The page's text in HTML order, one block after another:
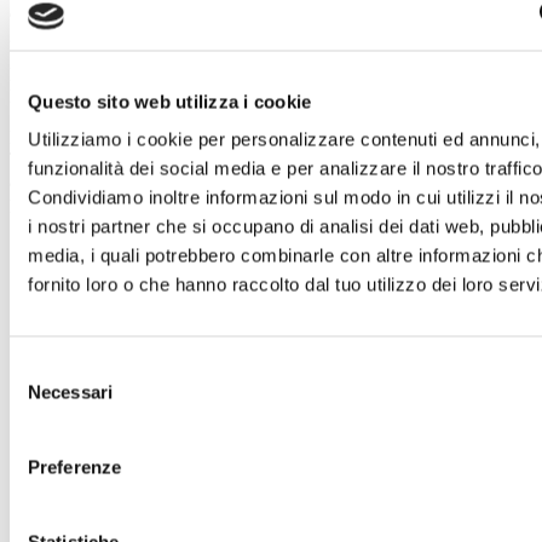
Questo sito web utilizza i cookie
Utilizziamo i cookie per personalizzare contenuti ed
funzionalità dei social media e per analizzare il nostro
Condividiamo inoltre informazioni sul modo in cui utilizzi il
i nostri partner che si occupano di analisi dei dati web,
media, i quali potrebbero combinarle con altre informazioni
fornito loro o che hanno raccolto dal tuo utilizzo dei loro
delNecessari
Preferenze
applicabili stipulando, se necessario, accordi che
garantiscano un livello di protezione adeguato.
Regolamento
La informiamo che con riferimento ai dati trattati dal
Titolare, può esercitare in qualsiasi momento i diritti di cui
agli articoli 15, 16, 17. 18, 20 e 21 del Regolamento. In
particolare:
Lei ha la possibilità di ottenere dal Titolare la
conferma dell’esistenza o meno dei dati personali che
La riguardano, ed in questo caso, l’accesso alle
dati personali sono stati o saranno comunicati, in